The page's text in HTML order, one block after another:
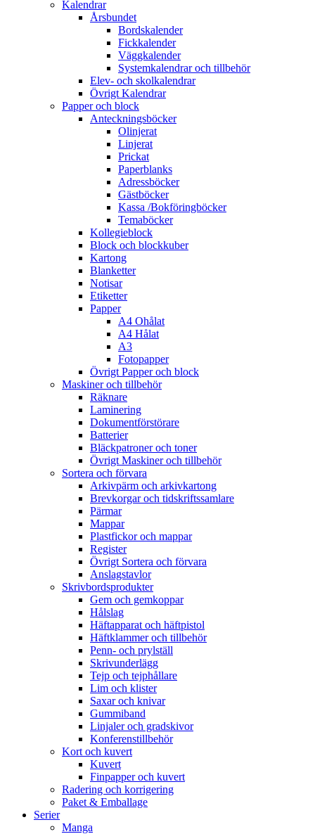
Kalendrar
Årsbundet
Bordskalender
Fickkalender
Väggkalender
Systemkalendrar och tillbehör
Elev- och skolkalendrar
Övrigt Kalendrar
Papper och block
Anteckningsböcker
Olinjerat
Linjerat
Prickat
Paperblanks
Adressböcker
Gästböcker
Kassa /Bokföringböcker
Temaböcker
Kollegieblock
Block och blockkuber
Kartong
Blanketter
Notisar
Etiketter
Papper
A4 Ohålat
A4 Hålat
A3
Fotopapper
Övrigt Papper och block
Maskiner och tillbehör
Räknare
Laminering
Dokumentförstörare
Batterier
Bläckpatroner och toner
Övrigt Maskiner och tillbehör
Sortera och förvara
Arkivpärm och arkivkartong
Brevkorgar och tidskriftssamlare
Pärmar
Mappar
Plastfickor och mappar
Register
Övrigt Sortera och förvara
Anslagstavlor
Skrivbordsprodukter
Gem och gemkoppar
Hålslag
Häftapparat och häftpistol
Häftklammer och tillbehör
Penn- och prylställ
Skrivunderlägg
Tejp och tejphållare
Lim och klister
Saxar och knivar
Gummiband
Linjaler och gradskivor
Konferenstillbehör
Kort och kuvert
Kuvert
Finpapper och kuvert
Radering och korrigering
Paket & Emballage
Serier
Manga